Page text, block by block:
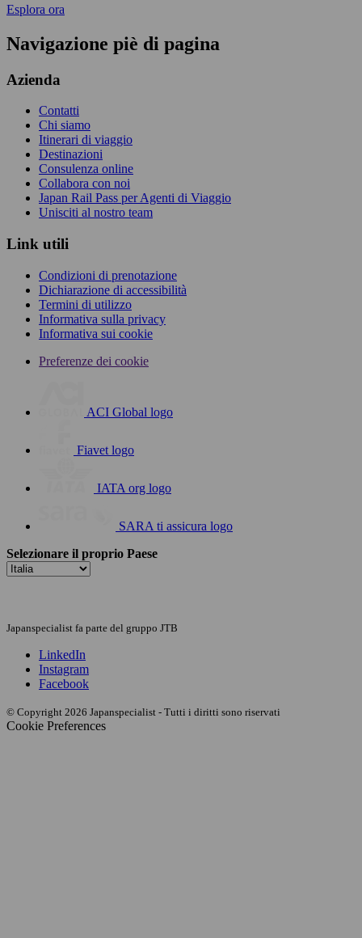
Esplora ora
Navigazione piè di pagina
Azienda
Contatti
Chi siamo
Itinerari di viaggio
Destinazioni
Consulenza online
Collabora con noi
Japan Rail Pass per Agenti di Viaggio
Unisciti al nostro team
Link utili
Condizioni di prenotazione
Dichiarazione di accessibilità
Termini di utilizzo
Informativa sulla privacy
Informativa sui cookie
Preferenze dei cookie
ACI Global logo
Fiavet logo
IATA org logo
SARA ti assicura logo
Selezionare il proprio Paese
Japanspecialist fa parte del gruppo JTB
LinkedIn
Instagram
Facebook
© Copyright 2026 Japanspecialist - Tutti i diritti sono riservati
Cookie Preferences